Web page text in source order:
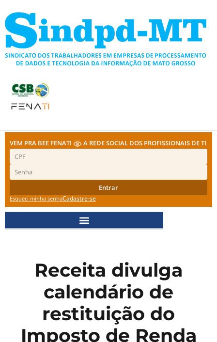
para
conteúdo
VEM PRA BEE FENATI A REDE SOCIAL DOS PROFISSIONAIS DE TI
Entrar
Esqueci minha senhaCadastre-se
Receita divulga
calendário de
restituição do
Imposto de Renda